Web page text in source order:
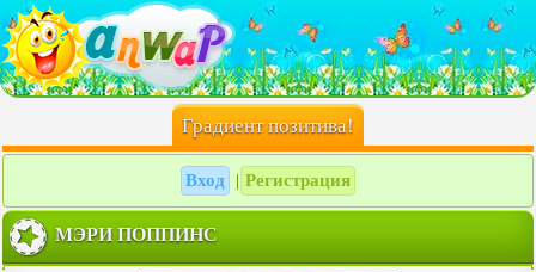
Градиент позитива!
Вход Регистрация
МЭРИ ПОППИНС